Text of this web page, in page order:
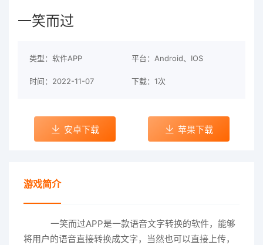
一笑而过
类型：软件APP 平台：Android、IOS
时间：2022-11-07 下载：1次
安卓下载 苹果下载
游戏简介
一笑而过APP是一款语音文字转换的软件，能够
将用户的语音直接转换成文字，当然也可以直接上传，